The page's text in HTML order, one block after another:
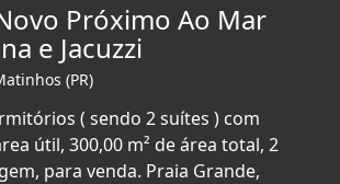
Próximo Ao Mar
e Jacuzzi
(PR)
( sendo 2 suítes ) com
útil, 300,00 m² de área total, 2
para venda. Praia Grande,